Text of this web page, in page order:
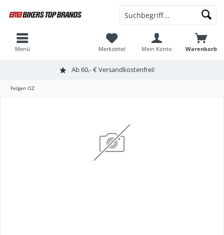
Ab 60,- € Versandkostenfrei!
Warenkorb
Merkzettel Mein Konto
Menü
Felgen OZ